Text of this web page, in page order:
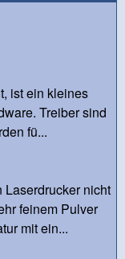
ist ein kleines
Treiber sind
fü...
nicht
feinem Pulver
mit ein...